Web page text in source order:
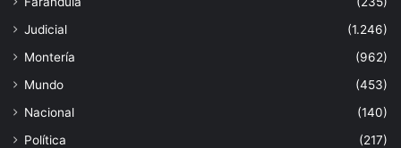
Judicial
(1.246)
Montería
(962)
Mundo
(453)
Nacional
(140)
Política
(217)